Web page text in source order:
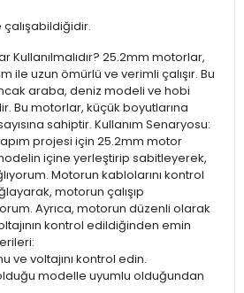
Kullanılmalıdır? 25.2mm motorlar,
ile uzun ömürlü ve verimli çalışır. Bu
araba, deniz modeli ve hobi
Bu motorlar, küçük boyutlarına
sahiptir. Kullanım Senaryosu:
projesi için 25.2mm motor
içine yerleştirip sabitleyerek,
Motorun kablolarını kontrol
motorun çalışıp
Ayrıca, motorun düzenli olarak
kontrol edildiğinden emin
ve voltajını kontrol edin.
modelle uyumlu olduğundan